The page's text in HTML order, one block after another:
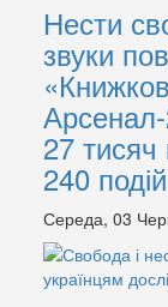
Нести
звуки
27 тисяч
240 подій
Середа, 03